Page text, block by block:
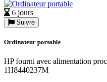
6 jours
Suivre
Ordinateur portable
HP fourni avec alimentation
1H8440237M